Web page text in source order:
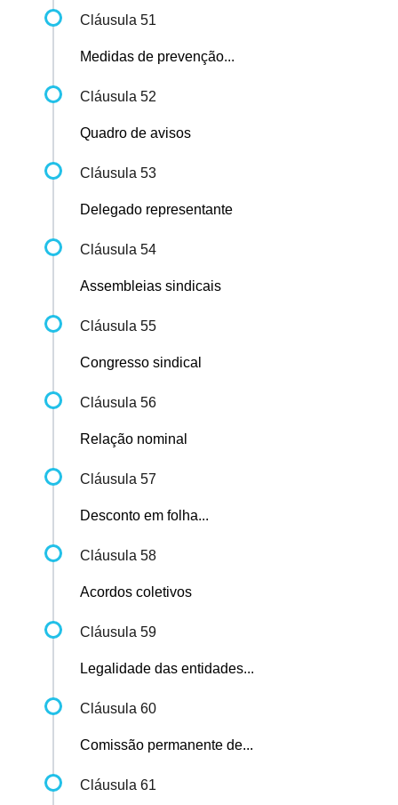
Cláusula 51
Medidas de prevenção...
Cláusula 52
Quadro de avisos
Cláusula 53
Delegado representante
Cláusula 54
Assembleias sindicais
Cláusula 55
Congresso sindical
Cláusula 56
Relação nominal
Cláusula 57
Desconto em folha...
Cláusula 58
Acordos coletivos
Cláusula 59
Legalidade das entidades...
Cláusula 60
Comissão permanente de...
Cláusula 61